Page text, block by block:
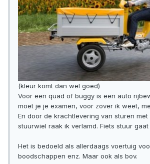
(kleur komt dan wel goed)
Voor een quad of buggy is een auto
moet je je examen, voor zover ik weet,
En door de krachtlevering van sturen met
stuurwiel raak ik verlamd. Fiets stuur gaat
Het is bedoeld als allerdaags voertuig
boodschappen enz. Maar ook als bov.